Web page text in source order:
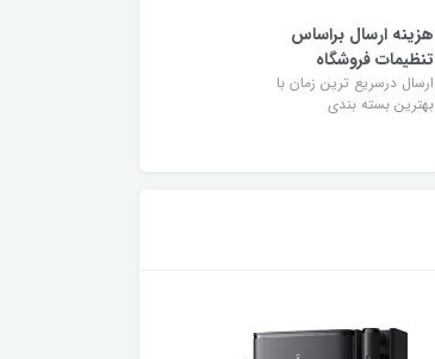
هزینه ارسال براساس
تنظیمات فروشگاه
ارسال درسریع ترین زمان با
بهترین بسته بندی